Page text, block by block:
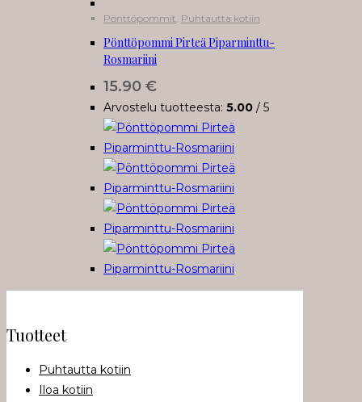
Pönttöpommit Puhtautta kotiin
Pönttöpommi Pirteä Piparminttu-
Rosmariini
15.90 €
Arvostelu tuotteesta: 5.00 / 5
Tuotteet
Puhtautta kotiin
Iloa kotiin